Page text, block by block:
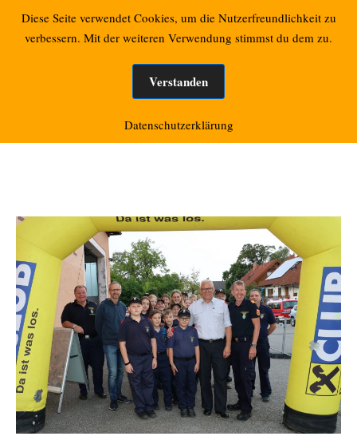
Retzbacher Bilder
September 2023
Diese Seite verwendet Cookies, um die Nutzerfreundlichkeit zu
verbessern. Mit der weiteren Verwendung stimmst du dem zu.
Verstanden
Datenschutzerklärung